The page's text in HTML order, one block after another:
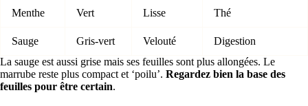
Menthe Vert Lisse Thé
Sauge Gris-vert Velouté
Digestion
La sauge est aussi grise mais ses feuilles sont plus allongées. Le
marrube reste plus compact et ‘poilu’. Regardez bien la base des
feuilles pour être certain.